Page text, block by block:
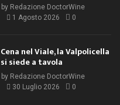
by Redazione DoctorWine
1 Agosto 2026
0
Cena nel Viale, la Valpolicella
si siede a tavola
by Redazione DoctorWine
30 Luglio 2026
0